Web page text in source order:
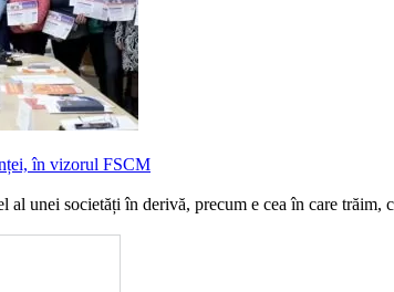
în vizorul FSCM
al unei societăți în derivă, precum e cea în care trăim,